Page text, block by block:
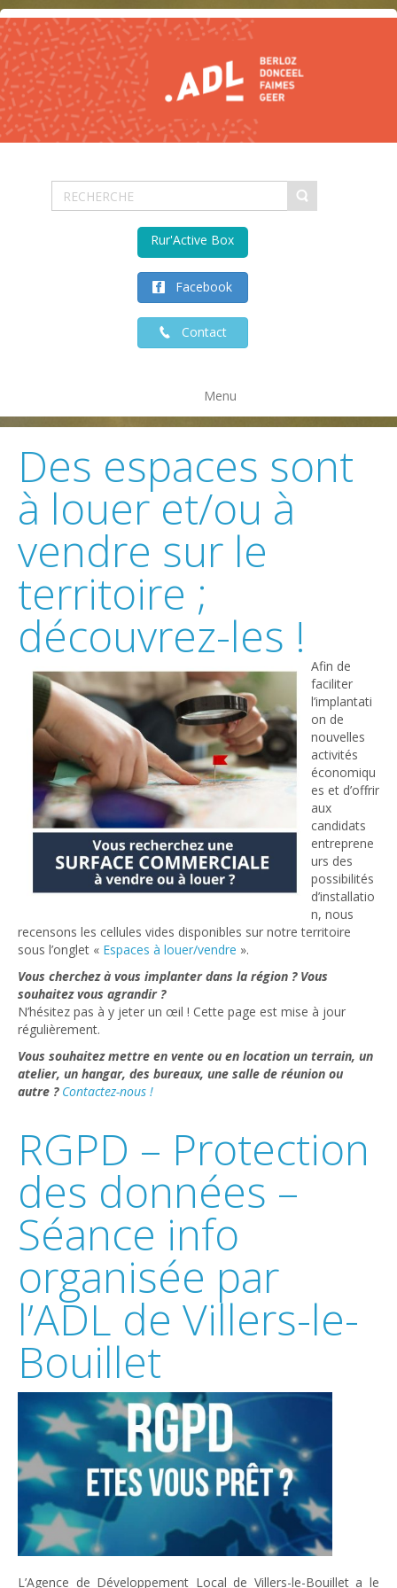
Facebook
Contact
Rur'Active Box
Menu
Des espaces sont
à louer et/ou à
vendre sur le
territoire ;
découvrez-les !
Afin de
faciliter
l’implantati
on de
nouvelles
activités
économiqu
es et d’offrir
aux
candidats
entreprene
urs des
possibilités
d’installatio
n, nous
recensons les cellules vides disponibles sur notre territoire
sous l’onglet « Espaces à louer/vendre ».
Vous cherchez à vous implanter dans la région ? Vous
souhaitez vous agrandir ?
N’hésitez pas à y jeter un œil ! Cette page est mise à jour
régulièrement.
Vous souhaitez mettre en vente ou en location un terrain, un
atelier, un hangar, des bureaux, une salle de réunion ou
autre ? Contactez-nous !
RGPD – Protection
des données –
Séance info
organisée par
l’ADL de Villers-le-
Bouillet
L’Agence de Développement Local de Villers-le-Bouillet a le